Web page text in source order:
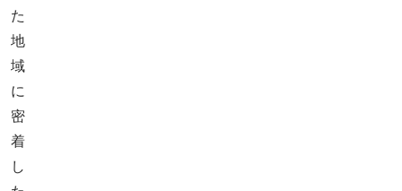
た
地
域
に
密
着
し